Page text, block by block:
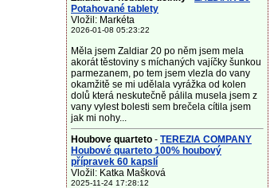
Potahované tablety
Vložil: Markéta
2026-01-08 05:23:22
Měla jsem Zaldiar 20 po něm jsem mela
akorát těstoviny s míchaných vajíčky šunkou
parmezanem, po tem jsem vlezla do vany
okamžitě se mi udělala vyrážka od kolen
dolů která neskutečně pálila musela jsem z
vany vylest bolesti sem brečela cítila jsem
jak mi nohy...
Houbove quarteto - TEREZIA COMPANY
Houbové quarteto 100% houbový
přípravek 60 kapslí
Vložil: Katka Mašková
2025-11-24 17:28:12